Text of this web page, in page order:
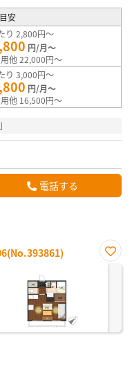
安
り 2,800円～
円/月～
他 22,000円～
り 3,000円～
円/月～
他 16,500円～
電話する
お気